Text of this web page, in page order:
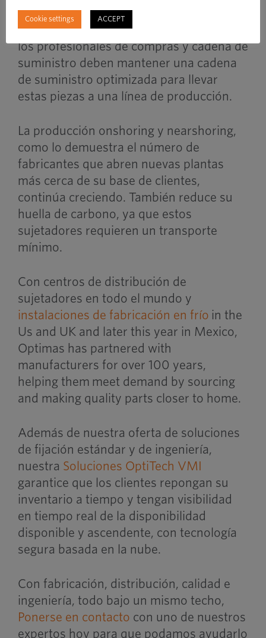
Si bien la fabricación de camiones y
remolques con piezas de calidad es clave,
los profesionales de compras y cadena de
suministro deben mantener una cadena
de suministro optimizada para llevar
estas piezas a una línea de producción.
La producción onshoring y nearshoring,
como lo demuestra el número de
fabricantes que abren nuevas plantas
más cerca de su base de clientes,
continúa creciendo. También reduce su
huella de carbono, ya que estos
sujetadores requieren un transporte
mínimo.
Con centros de distribución de
sujetadores en todo el mundo y
instalaciones de fabricación en frío in the
Us and UK and later this year in Mexico,
Optimas has partnered with
manufacturers for over 100 years,
helping them meet demand by sourcing
and making quality parts closer to home.
Además de nuestra oferta de soluciones
de fijación estándar y de ingeniería,
nuestra Soluciones OptiTech VMI
garantice que los clientes repongan su
inventario a tiempo y tengan visibilidad
en tiempo real de la disponibilidad
disponible y ascendente, con tecnología
segura basada en la nube.
Con fabricación, distribución, calidad e
ingeniería, todo bajo un mismo techo,
Ponerse en contacto con uno de nuestros
expertos hoy para que podamos ayudarlo
Cookie settings ACCEPT